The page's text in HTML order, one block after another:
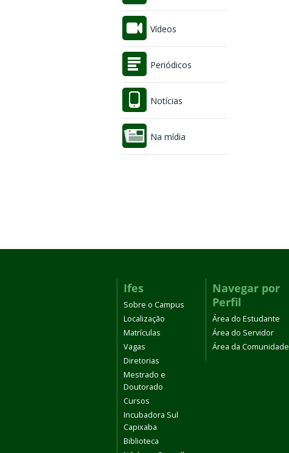
Vídeos
Periódicos
Notícias
Na mídia
Ifes
Sobre o Campus
Localização
Matrículas
Vagas
Diretorias
Mestrado e
Doutorado
Cursos
Incubadora Sul
Capixaba
Biblioteca
Navegar por
Perfil
Área do Estudante
Área do Servidor
Área da Comunidade